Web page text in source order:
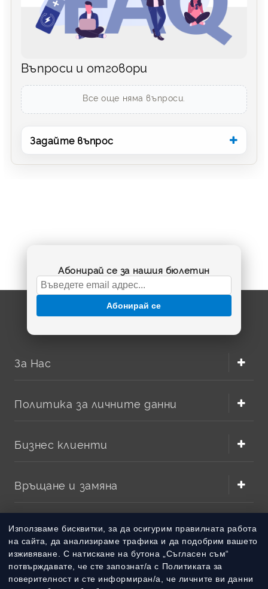
Използваме бисквитки, за да осигурим правилната работа
на сайта, да анализираме трафика и да подобрим вашето
изживяване. С натискане на бутона „Съгласен съм“
потвърждавате, че сте запознат/а с Политиката за
поверителност и сте информиран/а, че личните ви данни
Въпроси и отговори
Все още няма въпроси.
Задайте въпрос
Абонирай се за нашия бюлетин
Абонирай се
За Нас
Политика за личните данни
Бизнес клиенти
Връщане и замяна
Методи на плащане
Методи на доставка